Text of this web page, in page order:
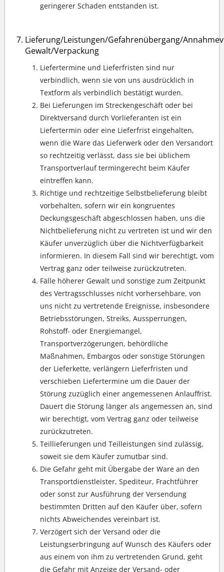
geringerer Schaden entstanden ist.
Lieferung/Leistungen/Gefahrenübergang/
Gewalt/Verpackung
Liefertermine und Lieferfristen sind nur
verbindlich, wenn sie von uns ausdrücklich in
Textform als verbindlich bestätigt wurden.
Bei Lieferungen im Streckengeschäft oder bei
Direktversand durch Vorlieferanten ist ein
Liefertermin oder eine Lieferfrist eingehalten,
wenn die Ware das Lieferwerk oder den Versandort
so rechtzeitig verlässt, dass sie bei üblichem
Transportverlauf termingerecht beim Käufer
eintreffen kann.
Richtige und rechtzeitige Selbstbelieferung bleibt
vorbehalten, sofern wir ein kongruentes
Deckungsgeschäft abgeschlossen haben, uns die
Nichtbelieferung nicht zu vertreten ist und wir den
Käufer unverzüglich über die Nichtverfügbarkeit
informieren. In diesem Fall sind wir berechtigt, vom
Vertrag ganz oder teilweise zurückzutreten.
Fälle höherer Gewalt und sonstige zum Zeitpunkt
des Vertragsschlusses nicht vorhersehbare, von
uns nicht zu vertretende Ereignisse, insbesondere
Betriebsstörungen, Streiks, Aussperrungen,
Rohstoff- oder Energiemangel,
Transportverzögerungen, behördliche
Maßnahmen, Embargos oder sonstige Störungen
der Lieferkette, verlängern Lieferfristen und
verschieben Liefertermine um die Dauer der
Störung zuzüglich einer angemessenen Anlauffrist.
Dauert die Störung länger als angemessen an, sind
wir berechtigt, vom Vertrag ganz oder teilweise
zurückzutreten.
Teillieferungen und Teilleistungen sind zulässig,
soweit sie dem Käufer zumutbar sind.
Die Gefahr geht mit Übergabe der Ware an den
Transportdienstleister, Spediteur, Frachtführer
oder sonst zur Ausführung der Versendung
bestimmten Dritten auf den Käufer über, sofern
nichts Abweichendes vereinbart ist.
Verzögert sich der Versand oder die
Leistungserbringung auf Wunsch des Käufers oder
aus einem von ihm zu vertretenden Grund, geht
die Gefahr mit Anzeige der Versand- oder